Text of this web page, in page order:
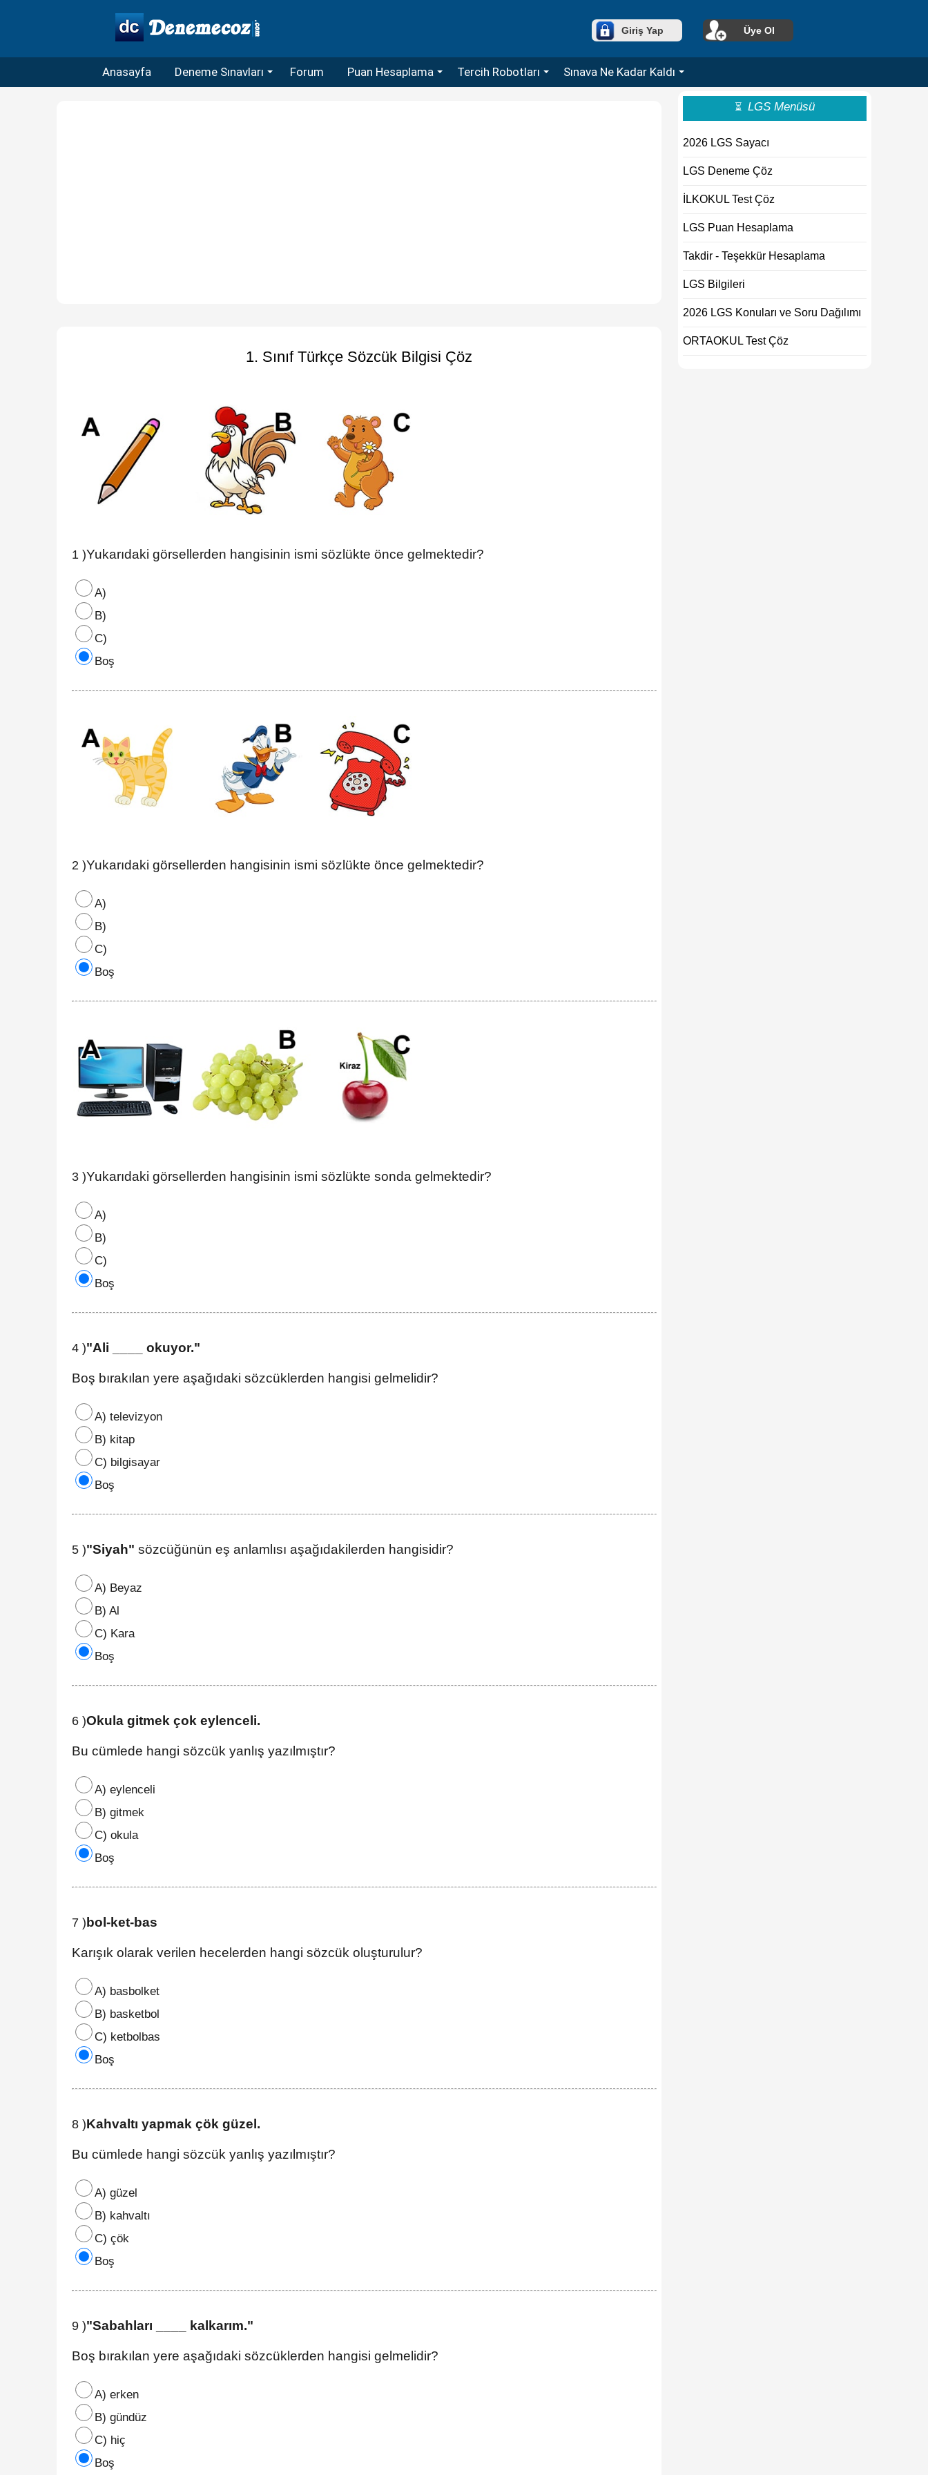
Giriş Yap Üye Ol
Anasayfa Deneme Sınavları Forum Puan Hesaplama Tercih Robotları Sınava Ne Kadar Kaldı
1. Sınıf Türkçe Sözcük Bilgisi Çöz
1 )Yukarıdaki görsellerden hangisinin ismi sözlükte önce gelmektedir?
A)
B)
C)
Boş
2 )Yukarıdaki görsellerden hangisinin ismi sözlükte önce gelmektedir?
A)
B)
C)
Boş
3 )Yukarıdaki görsellerden hangisinin ismi sözlükte sonda gelmektedir?
A)
B)
C)
Boş
4 )"Ali ____ okuyor."
Boş bırakılan yere aşağıdaki sözcüklerden hangisi gelmelidir?
A) televizyon
B) kitap
C) bilgisayar
Boş
5 )"Siyah" sözcüğünün eş anlamlısı aşağıdakilerden hangisidir?
A) Beyaz
B) Al
C) Kara
Boş
6 )Okula gitmek çok eylenceli.
Bu cümlede hangi sözcük yanlış yazılmıştır?
A) eylenceli
B) gitmek
C) okula
Boş
7 )bol-ket-bas
Karışık olarak verilen hecelerden hangi sözcük oluşturulur?
A) basbolket
B) basketbol
C) ketbolbas
Boş
8 )Kahvaltı yapmak çök güzel.
Bu cümlede hangi sözcük yanlış yazılmıştır?
A) güzel
B) kahvaltı
C) çök
Boş
9 )"Sabahları ____ kalkarım."
Boş bırakılan yere aşağıdaki sözcüklerden hangisi gelmelidir?
A) erken
B) gündüz
C) hiç
Boş
⏳ LGS Menüsü
2026 LGS Sayacı
LGS Deneme Çöz
İLKOKUL Test Çöz
LGS Puan Hesaplama
Takdir - Teşekkür Hesaplama
LGS Bilgileri
2026 LGS Konuları ve Soru Dağılımı
ORTAOKUL Test Çöz